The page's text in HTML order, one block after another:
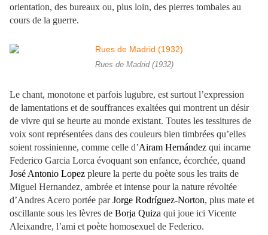
orientation, des bureaux ou, plus loin, des pierres tombales au
cours de la guerre.
Rues de Madrid (1932)
Le chant, monotone et parfois lugubre, est surtout l’expression
de lamentations et de souffrances exaltées qui montrent un désir
de vivre qui se heurte au monde existant. Toutes les tessitures de
voix sont représentées dans des couleurs bien timbrées qu’elles
soient rossinienne, comme celle d’Airam Hernández qui incarne
Federico Garcia Lorca évoquant son enfance, écorchée, quand
José Antonio Lopez pleure la perte du poète sous les traits de
Miguel Hernandez, ambrée et intense pour la nature révoltée
d’Andres Acero portée parJorge Rodríguez-Norton, plus mate et
oscillante sous les lèvres de Borja Quiza qui joue ici Vicente
Aleixandre, l’ami et poète homosexuel de Federico.